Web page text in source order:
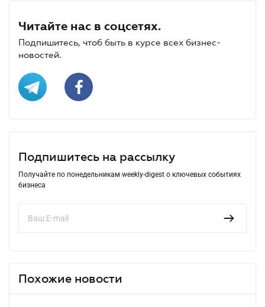
Читайте нас в соцсетях.
Подпишитесь, чтоб быть в курсе всех бизнес-
новостей.
Подпишитесь на рассылку
Получайте по понедельникам weekly-digest о ключевых событиях
бизнеса
Похожие новости